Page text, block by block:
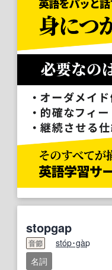
stopgap
音節 stop･gàp
名詞